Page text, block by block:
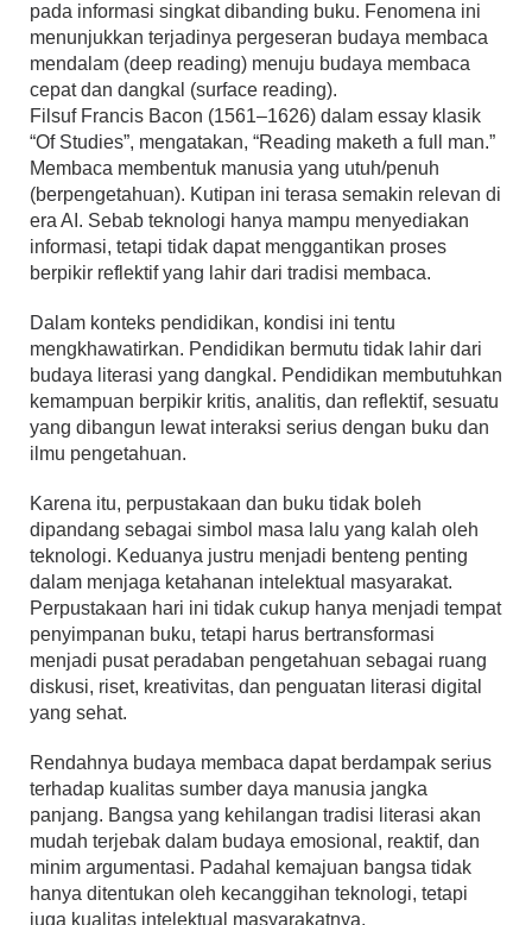
pada informasi singkat dibanding buku. Fenomena ini
menunjukkan terjadinya pergeseran budaya membaca
mendalam (deep reading) menuju budaya membaca
cepat dan dangkal (surface reading).
Filsuf Francis Bacon (1561–1626) dalam essay klasik
“Of Studies”, mengatakan, “Reading maketh a full man.”
Membaca membentuk manusia yang utuh/penuh
(berpengetahuan). Kutipan ini terasa semakin relevan di
era AI. Sebab teknologi hanya mampu menyediakan
informasi, tetapi tidak dapat menggantikan proses
berpikir reflektif yang lahir dari tradisi membaca.
Dalam konteks pendidikan, kondisi ini tentu
mengkhawatirkan. Pendidikan bermutu tidak lahir dari
budaya literasi yang dangkal. Pendidikan membutuhkan
kemampuan berpikir kritis, analitis, dan reflektif, sesuatu
yang dibangun lewat interaksi serius dengan buku dan
ilmu pengetahuan.
Karena itu, perpustakaan dan buku tidak boleh
dipandang sebagai simbol masa lalu yang kalah oleh
teknologi. Keduanya justru menjadi benteng penting
dalam menjaga ketahanan intelektual masyarakat.
Perpustakaan hari ini tidak cukup hanya menjadi tempat
penyimpanan buku, tetapi harus bertransformasi
menjadi pusat peradaban pengetahuan sebagai ruang
diskusi, riset, kreativitas, dan penguatan literasi digital
yang sehat.
Rendahnya budaya membaca dapat berdampak serius
terhadap kualitas sumber daya manusia jangka
panjang. Bangsa yang kehilangan tradisi literasi akan
mudah terjebak dalam budaya emosional, reaktif, dan
minim argumentasi. Padahal kemajuan bangsa tidak
hanya ditentukan oleh kecanggihan teknologi, tetapi
juga kualitas intelektual masyarakatnya.